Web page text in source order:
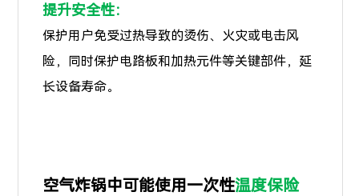
提升安全性：
保护用户免受过热导致的烫伤、火灾或电击风
险，同时保护电路板和加热元件等关键部件，延
长设备寿命。
空气炸锅中可能使用一次性温度保险